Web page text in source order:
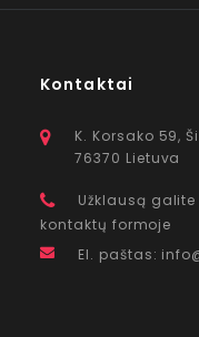
Kontaktai
K. Korsako 59,
76370 Lietuva
Užklausą
kontaktų formoje
El. paštas: